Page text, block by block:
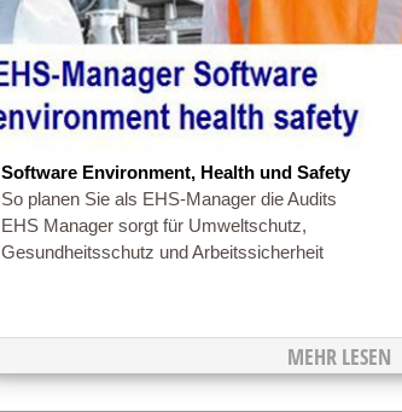
Software Environment, Health und Safety
So planen Sie als EHS-Manager die Audits
EHS Manager sorgt für Umweltschutz,
Gesundheitsschutz und Arbeitssicherheit
MEHR LESEN